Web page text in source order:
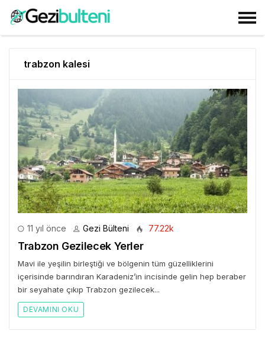
trabzon kalesi
11 yıl önce Gezi Bülteni 77.22k
Trabzon Gezilecek Yerler
Mavi ile yeşilin birleştiği ve bölgenin tüm güzelliklerini
içerisinde barındıran Karadeniz’in incisinde gelin hep beraber
bir seyahate çıkıp Trabzon gezilecek...
DEVAMINI OKU